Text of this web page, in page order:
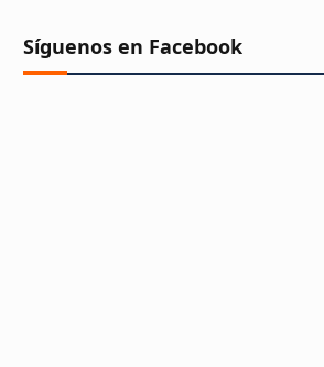
Síguenos en Facebook